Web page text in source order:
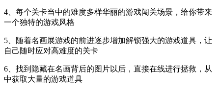
4、每个关卡当中的难度多样华丽的游戏闯关场景，给你带来
一个独特的游戏风格
5、随着名画展游戏的前进逐步增加解锁强大的游戏道具，让
自己随时应对高难度的关卡
6、找到隐藏在名画背后的图片以后，直接在线进行拯救，从
中获取大量的游戏道具